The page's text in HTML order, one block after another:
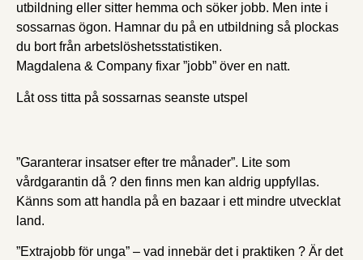
utbildning eller sitter hemma och söker jobb. Men inte i
sossarnas ögon. Hamnar du på en utbildning så plockas
du bort från arbetslöshetsstatistiken.
Magdalena & Company fixar ”jobb” över en natt.
Låt oss titta på sossarnas seanste utspel
”Garanterar insatser efter tre månader”. Lite som
vårdgarantin då ? den finns men kan aldrig uppfyllas.
Känns som att handla på en bazaar i ett mindre utvecklat
land.
”Extrajobb för unga” – vad innebär det i praktiken ? Är det